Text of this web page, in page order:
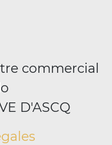
commercial
D'ASCQ